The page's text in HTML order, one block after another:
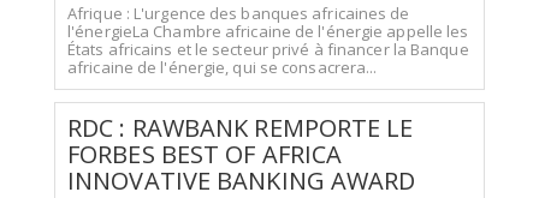
Afrique : L'urgence des banques africaines de
l'énergieLa Chambre africaine de l'énergie appelle les
États africains et le secteur privé à financer la Banque
africaine de l'énergie, qui se consacrera...
RDC : RAWBANK REMPORTE LE
FORBES BEST OF AFRICA
INNOVATIVE BANKING AWARD